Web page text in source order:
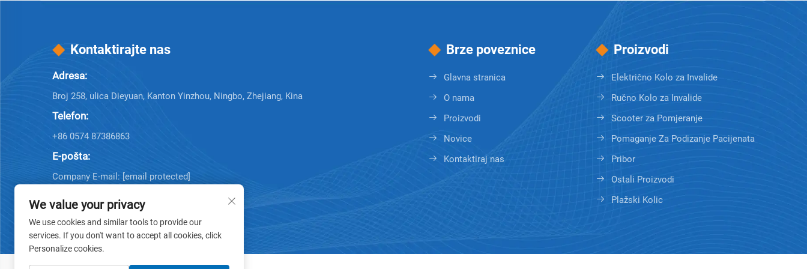
Kontaktirajte nas
Adresa:
Broj 258, ulica Dieyuan, Kanton Yinzhou, Ningbo, Zhejiang, Kina
Telefon:
+86 0574 87386863
E-pošta:
Company E-mail: [email protected]
Brze poveznice
Glavna stranica
O nama
Proizvodi
Novice
Kontaktiraj nas
Proizvodi
Električno Kolo za Invalide
Ručno Kolo za Invalide
Scooter za Pomjeranje
Pomaganje Za Podizanje Pacijenata
Pribor
Ostali Proizvodi
Plažski Kolic
We value your privacy
We use cookies and similar tools to provide our
services. If you don't want to accept all cookies, click
Personalize cookies.